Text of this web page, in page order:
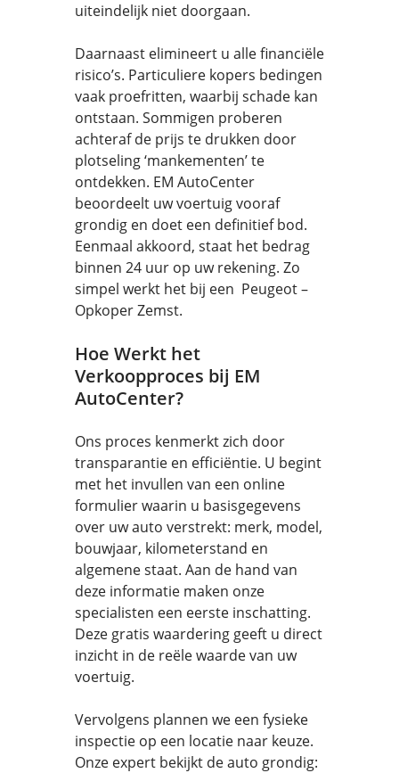
uiteindelijk niet doorgaan.
Daarnaast elimineert u alle financiële
risico’s. Particuliere kopers bedingen
vaak proefritten, waarbij schade kan
ontstaan. Sommigen proberen
achteraf de prijs te drukken door
plotseling ‘mankementen’ te
ontdekken. EM AutoCenter
beoordeelt uw voertuig vooraf
grondig en doet een definitief bod.
Eenmaal akkoord, staat het bedrag
binnen 24 uur op uw rekening. Zo
simpel werkt het bij een Peugeot –
Opkoper Zemst.
Hoe Werkt het
Verkoopproces bij EM
AutoCenter?
Ons proces kenmerkt zich door
transparantie en efficiëntie. U begint
met het invullen van een online
formulier waarin u basisgegevens
over uw auto verstrekt: merk, model,
bouwjaar, kilometerstand en
algemene staat. Aan de hand van
deze informatie maken onze
specialisten een eerste inschatting.
Deze gratis waardering geeft u direct
inzicht in de reële waarde van uw
voertuig.
Vervolgens plannen we een fysieke
inspectie op een locatie naar keuze.
Onze expert bekijkt de auto grondig: